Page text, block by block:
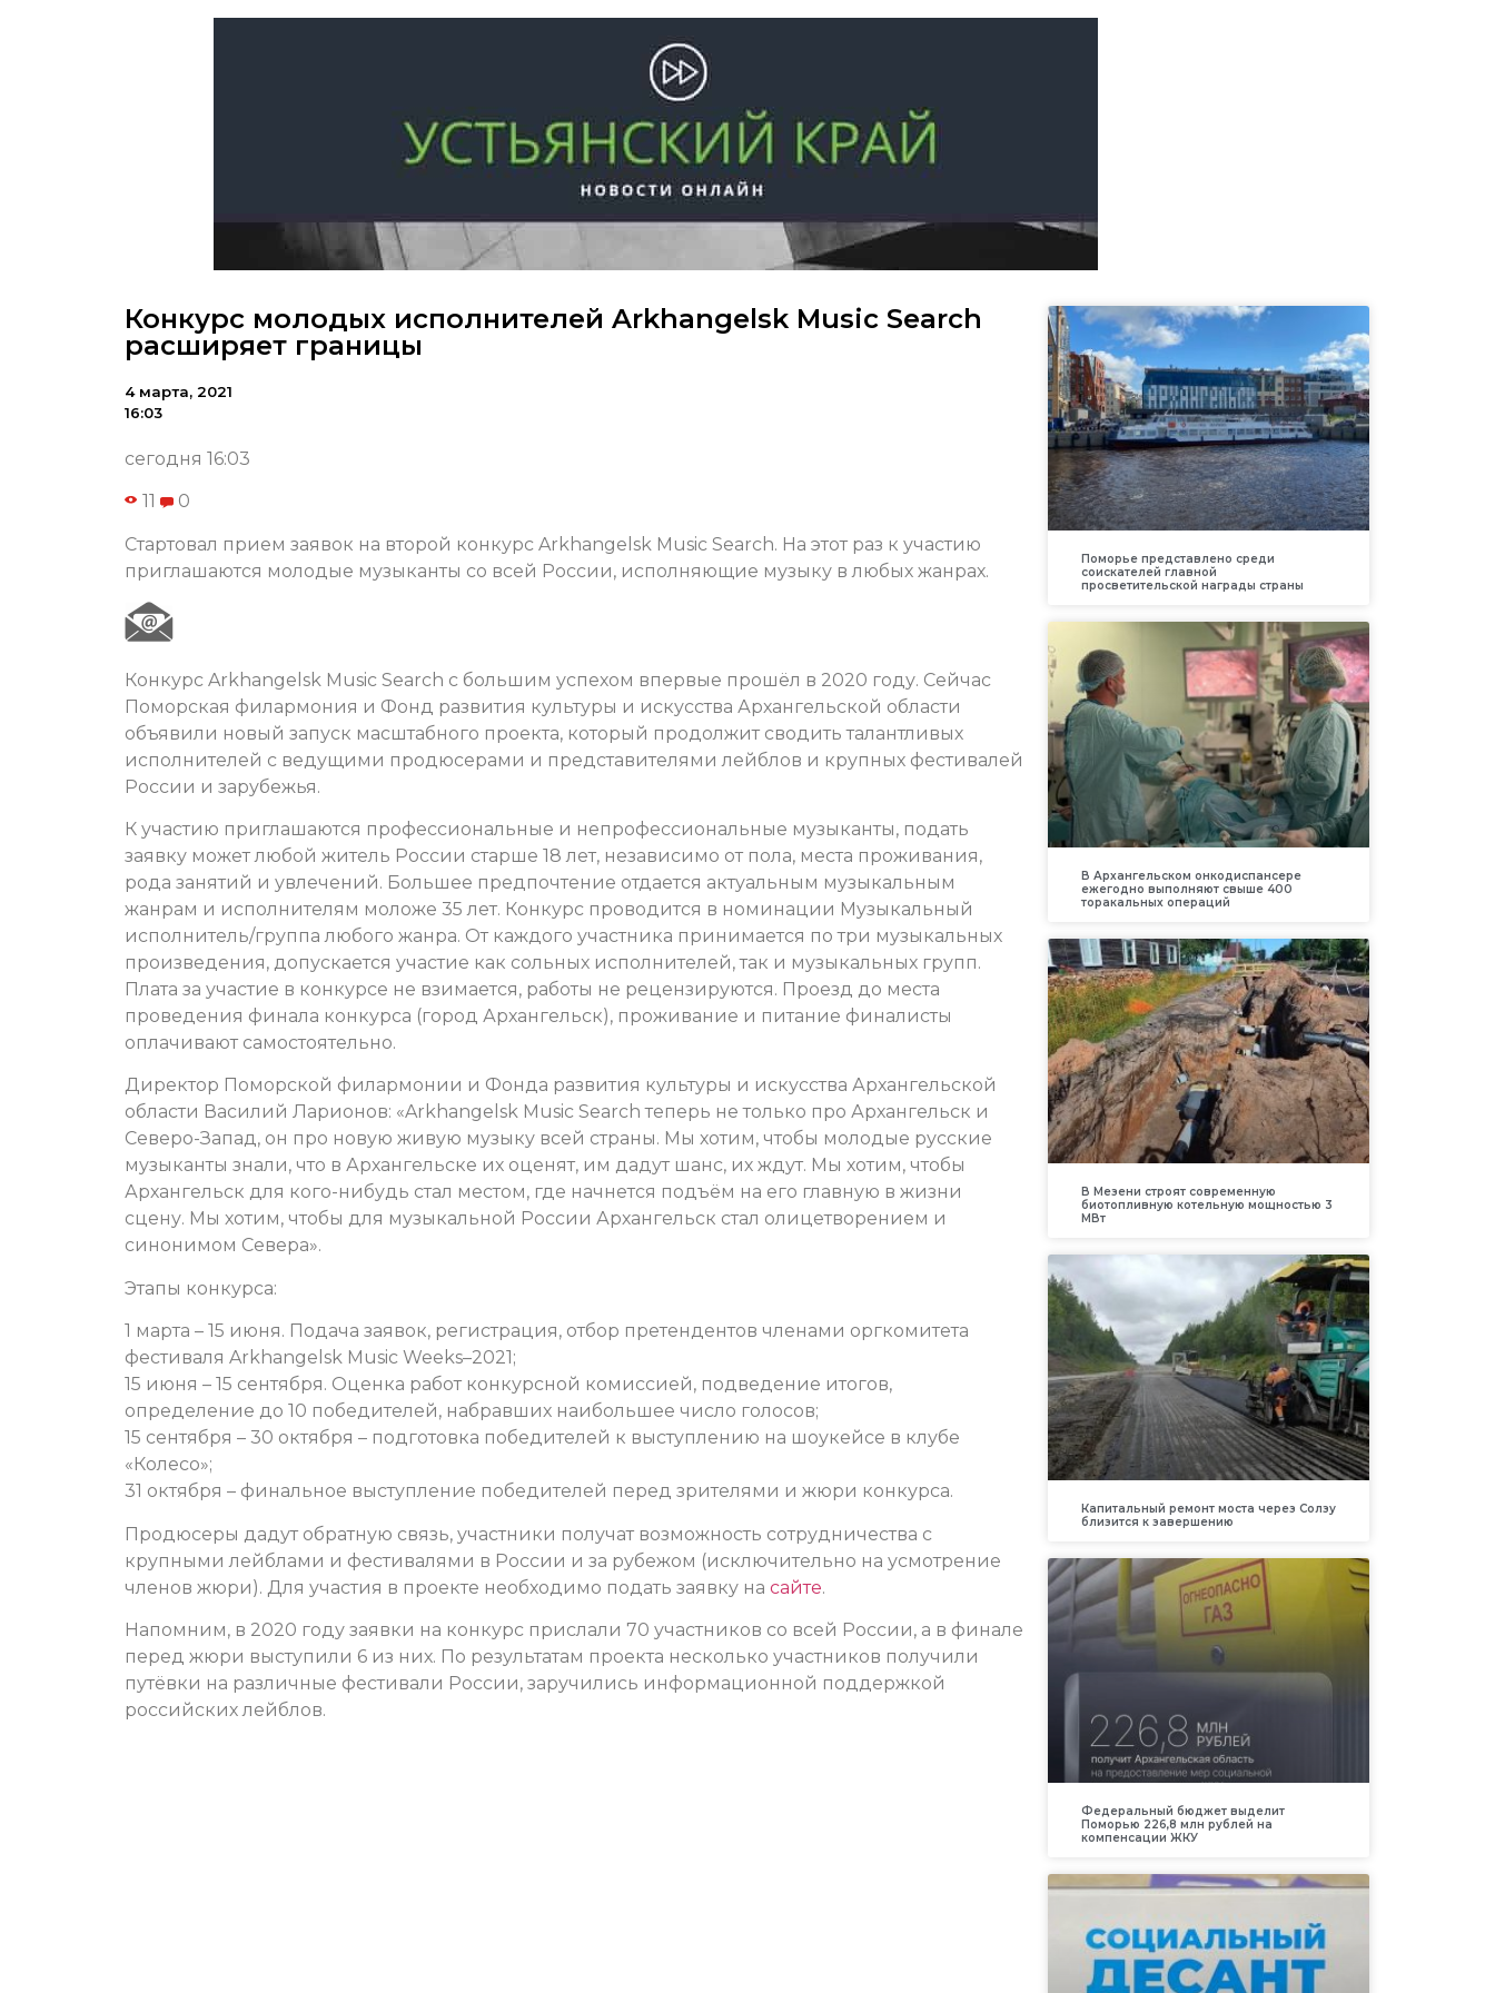
Конкурс молодых исполнителей Arkhangelsk Music Search
расширяет границы
4 марта, 2021
16:03
сегодня 16:03
11 0
Стартовал прием заявок на второй конкурс Arkhangelsk Music Search. На этот раз к участию
приглашаются молодые музыканты со всей России, исполняющие музыку в любых жанрах.
Конкурс Arkhangelsk Music Search с большим успехом впервые прошёл в 2020 году. Сейчас
Поморская филармония и Фонд развития культуры и искусства Архангельской области
объявили новый запуск масштабного проекта, который продолжит сводить талантливых
исполнителей с ведущими продюсерами и представителями лейблов и крупных фестивалей
России и зарубежья.
К участию приглашаются профессиональные и непрофессиональные музыканты, подать
заявку может любой житель России старше 18 лет, независимо от пола, места проживания,
рода занятий и увлечений. Большее предпочтение отдается актуальным музыкальным
жанрам и исполнителям моложе 35 лет. Конкурс проводится в номинации Музыкальный
исполнитель/группа любого жанра. От каждого участника принимается по три музыкальных
произведения, допускается участие как сольных исполнителей, так и музыкальных групп.
Плата за участие в конкурсе не взимается, работы не рецензируются. Проезд до места
проведения финала конкурса (город Архангельск), проживание и питание финалисты
оплачивают самостоятельно.
Директор Поморской филармонии и Фонда развития культуры и искусства Архангельской
области Василий Ларионов: «Arkhangelsk Music Search теперь не только про Архангельск и
Северо-Запад, он про новую живую музыку всей страны. Мы хотим, чтобы молодые русские
музыканты знали, что в Архангельске их оценят, им дадут шанс, их ждут. Мы хотим, чтобы
Архангельск для кого-нибудь стал местом, где начнется подъём на его главную в жизни
сцену. Мы хотим, чтобы для музыкальной России Архангельск стал олицетворением и
синонимом Севера».
Этапы конкурса:
1 марта – 15 июня. Подача заявок, регистрация, отбор претендентов членами оргкомитета
фестиваля Arkhangelsk Music Weeks–2021;
15 июня – 15 сентября. Оценка работ конкурсной комиссией, подведение итогов,
определение до 10 победителей, набравших наибольшее число голосов;
15 сентября – 30 октября – подготовка победителей к выступлению на шоукейсе в клубе
«Колесо»;
31 октября – финальное выступление победителей перед зрителями и жюри конкурса.
Продюсеры дадут обратную связь, участники получат возможность сотрудничества с
крупными лейблами и фестивалями в России и за рубежом (исключительно на усмотрение
членов жюри). Для участия в проекте необходимо подать заявку на сайте.
Напомним, в 2020 году заявки на конкурс прислали 70 участников со всей России, а в финале
перед жюри выступили 6 из них. По результатам проекта несколько участников получили
путёвки на различные фестивали России, заручились информационной поддержкой
российских лейблов.
Поморье представлено среди
соискателей главной
просветительской награды страны
В Архангельском онкодиспансере
ежегодно выполняют свыше 400
торакальных операций
В Мезени строят современную
биотопливную котельную мощностью 3
МВт
Капитальный ремонт моста через Солзу
близится к завершению
Федеральный бюджет выделит
Поморью 226,8 млн рублей на
компенсации ЖКУ